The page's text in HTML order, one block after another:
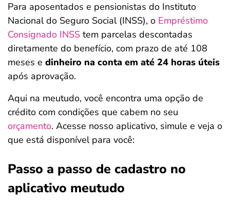
Para aposentados e pensionistas do Instituto
Nacional do Seguro Social (INSS), o Empréstimo
Consignado INSS tem parcelas descontadas
diretamente do benefício, com prazo de até 108
meses e dinheiro na conta em até 24 horas úteis
após aprovação.
Aqui na meutudo, você encontra uma opção de
crédito com condições que cabem no seu
orçamento. Acesse nosso aplicativo, simule e veja o
que está disponível para você:
Passo a passo de cadastro no
aplicativo meutudo